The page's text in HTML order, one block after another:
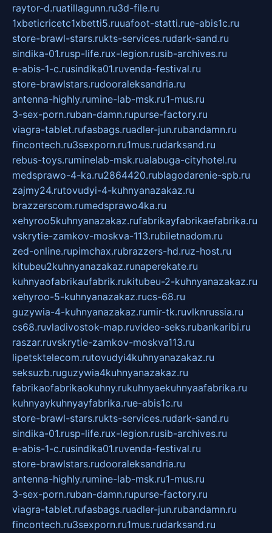
raytor-d.ruatillagunn.ru3d-file.ru
1xbeticricetc1xbetti5.ruuafoot-statti.rue-abis1c.ru
store-brawl-stars.rukts-services.rudark-sand.ru
sindika-01.rusp-life.rux-legion.rusib-archives.ru
e-abis-1-c.rusindika01.ruvenda-festival.ru
store-brawlstars.rudooraleksandria.ru
antenna-highly.rumine-lab-msk.ru1-mus.ru
3-sex-porn.ruban-damn.rupurse-factory.ru
viagra-tablet.rufasbags.ruadler-jun.rubandamn.ru
fincontech.ru3sexporn.ru1mus.rudarksand.ru
rebus-toys.ruminelab-msk.rualabuga-cityhotel.ru
medsprawo-4-ka.ru2864420.rublagodarenie-spb.ru
zajmy24.rutovudyi-4-kuhnyanazakaz.ru
brazzerscom.rumedsprawo4ka.ru
xehyroo5kuhnyanazakaz.rufabrikayfabrikaefabrika.ru
vskrytie-zamkov-moskva-113.rubiletnadom.ru
zed-online.rupimchax.rubrazzers-hd.ruz-host.ru
kitubeu2kuhnyanazakaz.runaperekate.ru
kuhnyaofabrikaufabrik.rukitubeu-2-kuhnyanazakaz.ru
xehyroo-5-kuhnyanazakaz.rucs-68.ru
guzywia-4-kuhnyanazakaz.rumir-tk.ruvlknrussia.ru
cs68.ruvladivostok-map.ruvideo-seks.rubankaribi.ru
raszar.ruvskrytie-zamkov-moskva113.ru
lipetsktelecom.rutovudyi4kuhnyanazakaz.ru
seksuzb.ruguzywia4kuhnyanazakaz.ru
fabrikaofabrikaokuhny.rukuhnyaekuhnyaafabrika.ru
kuhnyaykuhnyayfabrika.rue-abis1c.ru
store-brawl-stars.rukts-services.rudark-sand.ru
sindika-01.rusp-life.rux-legion.rusib-archives.ru
e-abis-1-c.rusindika01.ruvenda-festival.ru
store-brawlstars.rudooraleksandria.ru
antenna-highly.rumine-lab-msk.ru1-mus.ru
3-sex-porn.ruban-damn.rupurse-factory.ru
viagra-tablet.rufasbags.ruadler-jun.rubandamn.ru
fincontech.ru3sexporn.ru1mus.rudarksand.ru